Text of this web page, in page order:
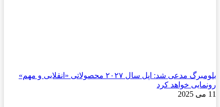
بلومبرگ مدعی شد: اپل سال ۲۰۲۷ محصولاتی «انقلابی و مهم»
رونمایی خواهد کرد
11 می 2025